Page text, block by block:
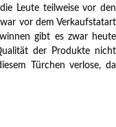
Leute teilweise vor den
vor dem Verkaufstatart
gibt es zwar heute
der Produkte nicht
Türchen verlose, da